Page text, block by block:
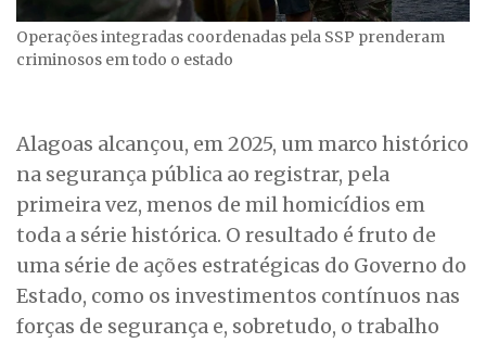
Operações integradas coordenadas pela SSP prenderam
criminosos em todo o estado
Alagoas alcançou, em 2025, um marco histórico
na segurança pública ao registrar, pela
primeira vez, menos de mil homicídios em
toda a série histórica. O resultado é fruto de
uma série de ações estratégicas do Governo do
Estado, como os investimentos contínuos nas
forças de segurança e, sobretudo, o trabalho